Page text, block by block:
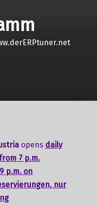
opens daily
7 p.m.
p.m. on
nur